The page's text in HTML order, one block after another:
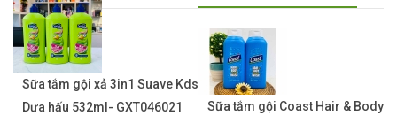
Sữa tắm gội xả 3in1 Suave Kds
Dưa hấu 532ml- GXT046021
Sữa tắm gội Coast Hair & Body